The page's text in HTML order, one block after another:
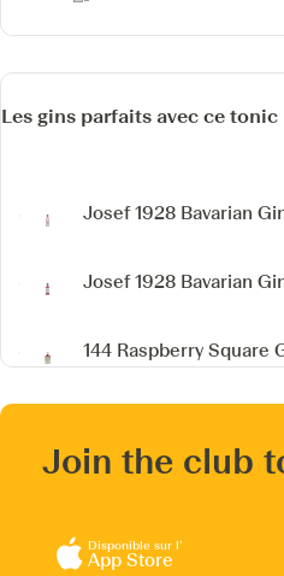
Les gins parfaits avec ce tonic
Josef 1928 Bavarian
Josef 1928 Bavarian
144 Raspberry Square
Join the club
Disponible sur l’
App Store